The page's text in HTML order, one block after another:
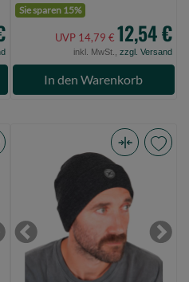
Sie sparen 15%
UVP 14,79 € 12,54 €
inkl. MwSt., zzgl. Versand
In den Warenkorb
(Bild
0)Previous Next